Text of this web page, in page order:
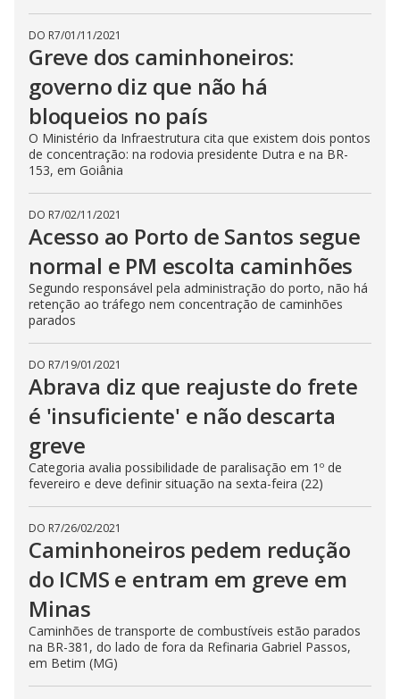
DO R7/01/11/2021
Greve dos caminhoneiros:
governo diz que não há
bloqueios no país
O Ministério da Infraestrutura cita que existem dois pontos
de concentração: na rodovia presidente Dutra e na BR-
153, em Goiânia
DO R7/02/11/2021
Acesso ao Porto de Santos segue
normal e PM escolta caminhões
Segundo responsável pela administração do porto, não há
retenção ao tráfego nem concentração de caminhões
parados
DO R7/19/01/2021
Abrava diz que reajuste do frete
é 'insuficiente' e não descarta
greve
Categoria avalia possibilidade de paralisação em 1º de
fevereiro e deve definir situação na sexta-feira (22)
DO R7/26/02/2021
Caminhoneiros pedem redução
do ICMS e entram em greve em
Minas
Caminhões de transporte de combustíveis estão parados
na BR-381, do lado de fora da Refinaria Gabriel Passos,
em Betim (MG)